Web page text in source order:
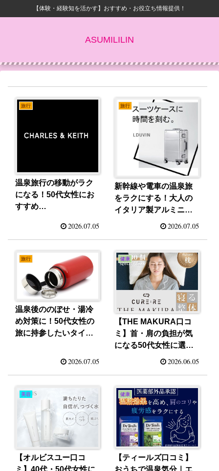
【体験・経験知を活かす】おすすめ・お役立ち情報提供！
ASUMILILIN
旅行
温泉旅行の移動がラク
になる！50代女性にお
すすめ
2026.07.05
旅行
新幹線や電車の温泉旅
をラクにする！大人の
イタリア製アルミニウ
ムスーツケース 2026.07.05
旅行
温泉後ののぼせ・湯冷
め対策に！50代女性の
旅に持参したいタイガ
2026.07.05
健康
【THE MAKURA口コ
ミ】首・肩の負担が気
になる50代女性に選ば
れる整体枕とは？2026.06.05
美容
【オルビスユー口コ
健康
【ティールズ口コミ】
おうちで温泉気分｜エ